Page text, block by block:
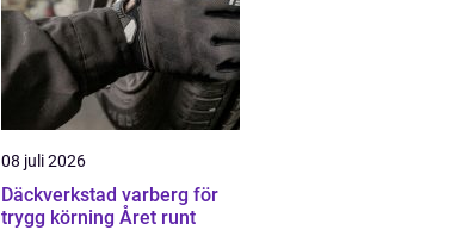
08 juli 2026
Däckverkstad varberg för
trygg körning Året runt